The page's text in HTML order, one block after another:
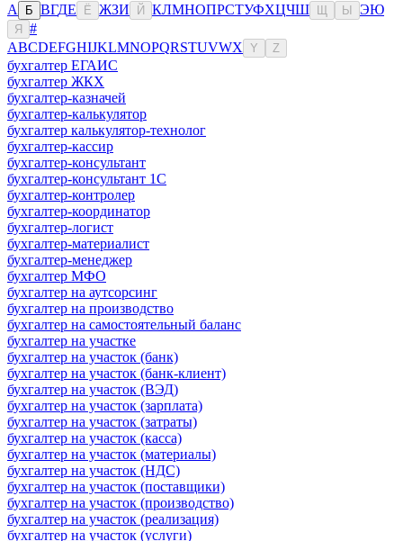
А Б ВГДЕ Ё ЖЗИ Й КЛМНОПРСТУФХЦЧШ Ы ЭЮ
Я
#
ABCDEFGHIJKLMNOPQRSTUVWX Y Z
бухгалтер ЕГАИС
бухгалтер ЖКХ
бухгалтер-казначей
бухгалтер-калькулятор
бухгалтер калькулятор-технолог
бухгалтер-кассир
бухгалтер-консультант
бухгалтер-консультант 1С
бухгалтер-контролер
бухгалтер-координатор
бухгалтер-логист
бухгалтер-материалист
бухгалтер-менеджер
бухгалтер МФО
бухгалтер на аутсорсинг
бухгалтер на производство
бухгалтер на самостоятельный баланс
бухгалтер на участке
бухгалтер на участок (банк)
бухгалтер на участок (банк-клиент)
бухгалтер на участок (ВЭД)
бухгалтер на участок (зарплата)
бухгалтер на участок (затраты)
бухгалтер на участок (касса)
бухгалтер на участок (материалы)
бухгалтер на участок (НДС)
бухгалтер на участок (поставщики)
бухгалтер на участок (производство)
бухгалтер на участок (реализация)
бухгалтер на участок (услуги)